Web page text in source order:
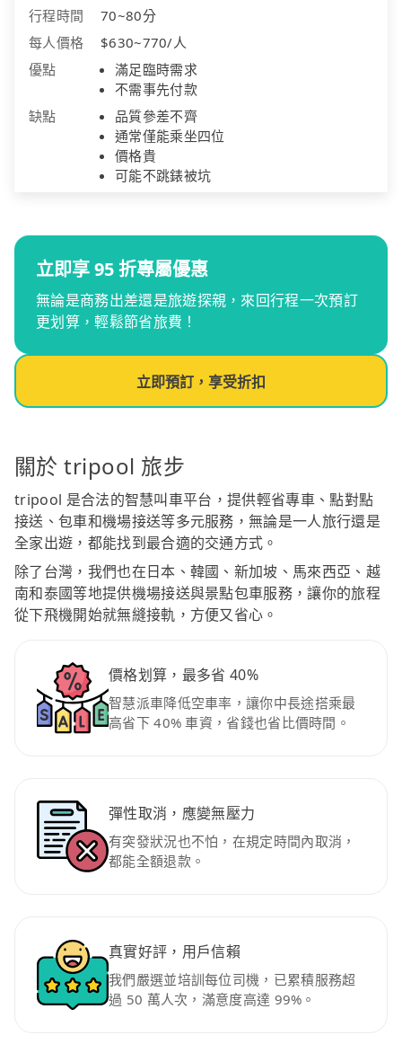
行程時間
70~80分
每人價格
$630~770/人
優點
滿足臨時需求
不需事先付款
缺點
品質參差不齊
通常僅能乘坐四位
價格貴
可能不跳錶被坑
立即享 95 折專屬優惠
無論是商務出差還是旅遊探親，來回行程一次預訂
更划算，輕鬆節省旅費！
立即預訂，享受折扣
關於 tripool 旅步
tripool 是合法的智慧叫車平台，提供輕省專車、點對點
接送、包車和機場接送等多元服務，無論是一人旅行還是
全家出遊，都能找到最合適的交通方式。
除了台灣，我們也在日本、韓國、新加坡、馬來西亞、越
南和泰國等地提供機場接送與景點包車服務，讓你的旅程
從下飛機開始就無縫接軌，方便又省心。
價格划算，最多省 40%
智慧派車降低空車率，讓你中長途搭乘最
高省下 40% 車資，省錢也省比價時間。
彈性取消，應變無壓力
有突發狀況也不怕，在規定時間內取消，
都能全額退款。
真實好評，用戶信賴
我們嚴選並培訓每位司機，已累積服務超
過 50 萬人次，滿意度高達 99%。